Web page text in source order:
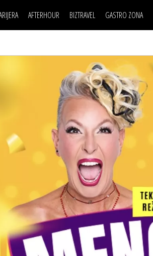
AFTERHOUR
AUTO SVET
WELLBEING
BIZTRAVEL GASTRO ZONA
POSAO
MOJ UGAO
FILM I SCENA
AUTO SVET
WELLBEING